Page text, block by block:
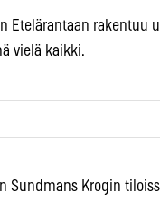
Etelärantaan rakentuu
vielä kaikki.
Sundmans Krogin